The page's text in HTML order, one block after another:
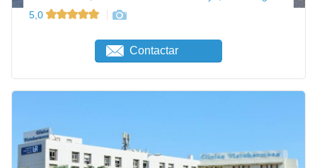
5,0
Contactar